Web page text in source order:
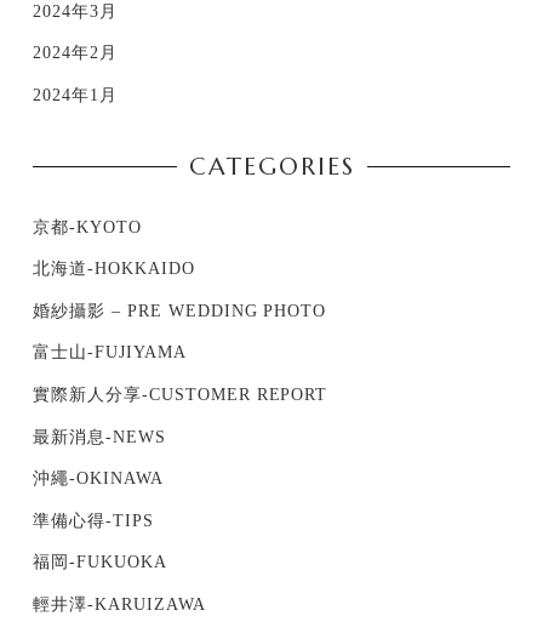
2024年3月
2024年2月
2024年1月
CATEGORIES
京都-KYOTO
北海道-HOKKAIDO
婚紗攝影 – PRE WEDDING PHOTO
富士山-FUJIYAMA
實際新人分享-CUSTOMER REPORT
最新消息-NEWS
沖繩-OKINAWA
準備心得-TIPS
福岡-FUKUOKA
輕井澤-KARUIZAWA